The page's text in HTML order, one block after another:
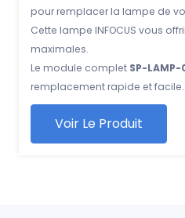
pour remplacer la lampe de
Cette lampe INFOCUS vous
maximales.
Le module complet SP-LAMP-
remplacement rapide et facile.
Voir Le Produit